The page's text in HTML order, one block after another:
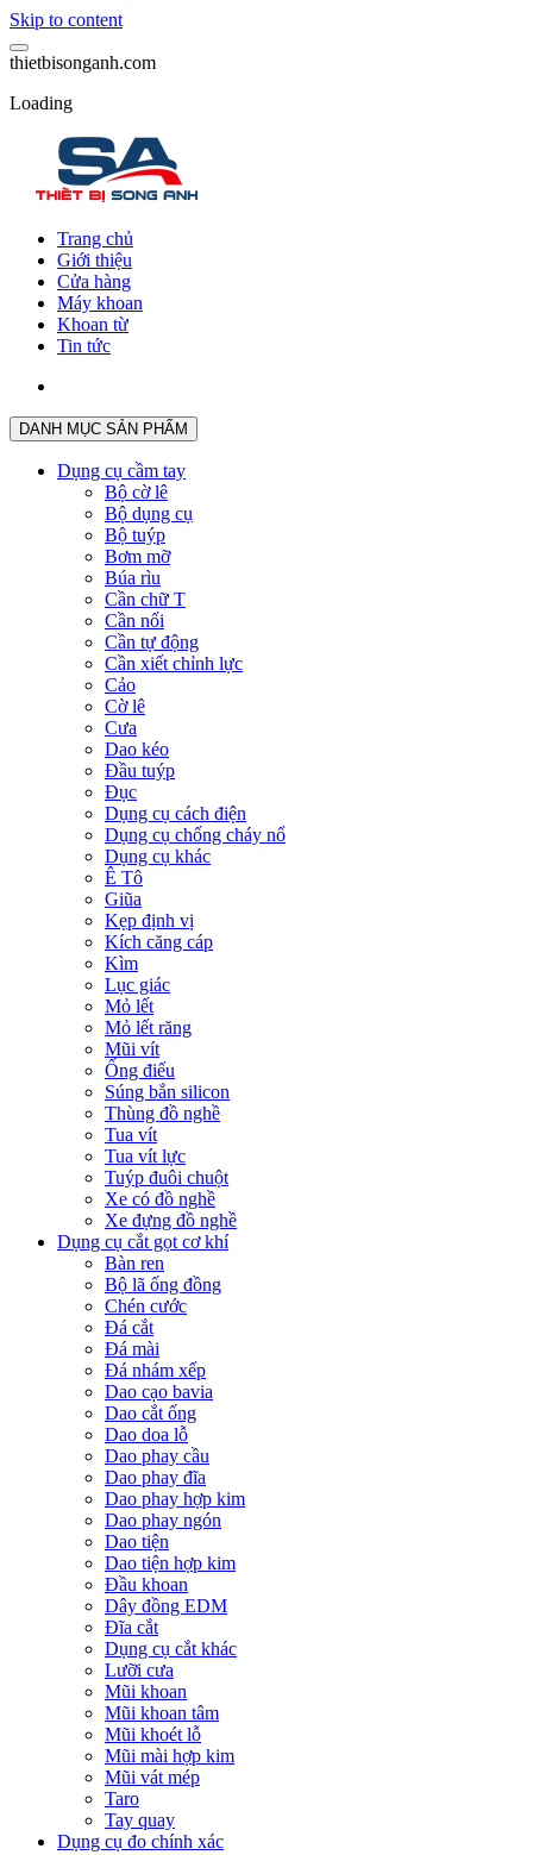
Skip to content
thietbisonganh.com
Loading
Trang chủ
Giới thiệu
Cửa hàng
Máy khoan
Khoan từ
Tin tức
DANH MỤC SẢN PHẨM
Dụng cụ cầm tay
Bộ cờ lê
Bộ dụng cụ
Bộ tuýp
Bơm mỡ
Búa rìu
Cần chữ T
Cần nối
Cần tự động
Cần xiết chỉnh lực
Cảo
Cờ lê
Cưa
Dao kéo
Đầu tuýp
Đục
Dụng cụ cách điện
Dụng cụ chống cháy nổ
Dụng cụ khác
Ê Tô
Giũa
Kẹp định vị
Kích căng cáp
Kìm
Lục giác
Mỏ lết
Mỏ lết răng
Mũi vít
Ống điếu
Súng bắn silicon
Thùng đồ nghề
Tua vít
Tua vít lực
Tuýp đuôi chuột
Xe có đồ nghề
Xe đựng đồ nghề
Dụng cụ cắt gọt cơ khí
Bàn ren
Bộ lã ống đồng
Chén cước
Đá cắt
Đá mài
Đá nhám xếp
Dao cạo bavia
Dao cắt ống
Dao doa lỗ
Dao phay cầu
Dao phay đĩa
Dao phay hợp kim
Dao phay ngón
Dao tiện
Dao tiện hợp kim
Đầu khoan
Dây đồng EDM
Đĩa cắt
Dụng cụ cắt khác
Lưỡi cưa
Mũi khoan
Mũi khoan tâm
Mũi khoét lỗ
Mũi mài hợp kim
Mũi vát mép
Taro
Tay quay
Dụng cụ đo chính xác